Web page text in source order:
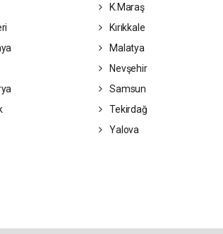
K.Maraş
Kırıkkale
Malatya
Nevşehir
Samsun
Tekirdağ
Yalova